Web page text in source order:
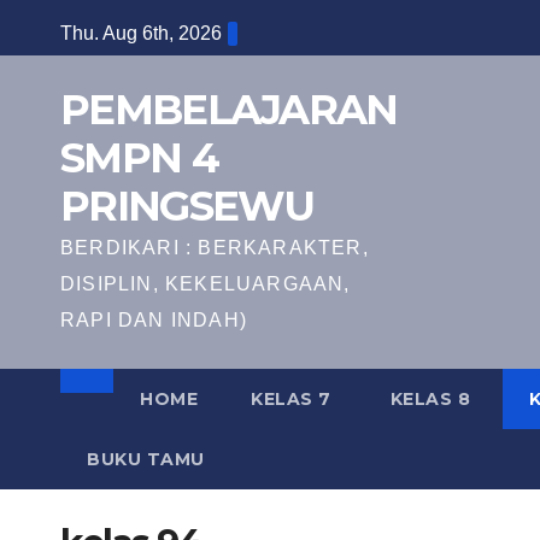
to
Thu. Aug 6th, 2026
PEMBELAJARAN
SMPN 4
PRINGSEWU
BERDIKARI : BERKARAKTER,
DISIPLIN, KEKELUARGAAN,
RAPI DAN INDAH)
HOME KELAS 7 KELAS 8
BUKU TAMU